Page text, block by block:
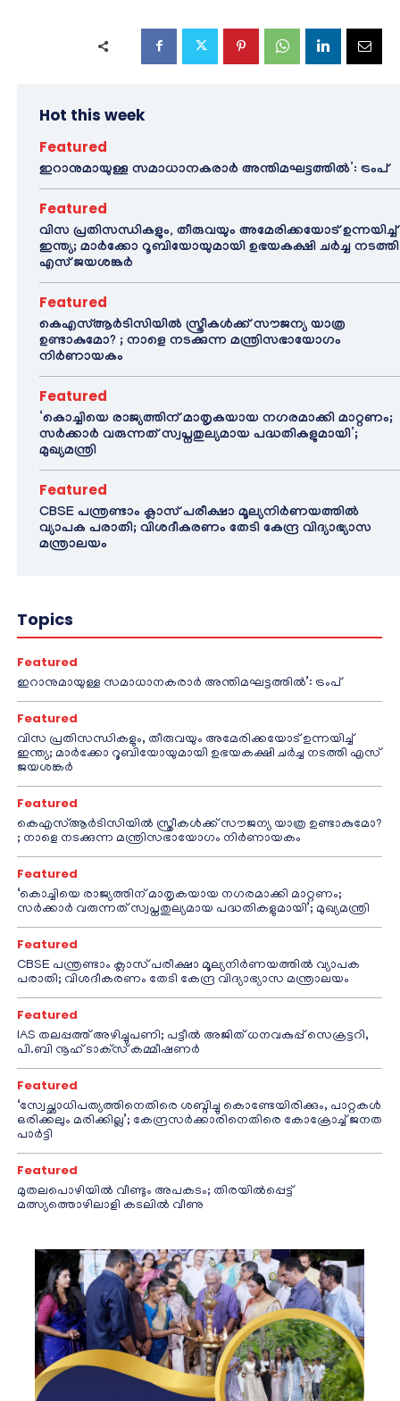
Hot this week
Featured
ഇറാനുമായുള്ള സമാധാനകരാർ അന്തിമഘട്ടത്തിൽ‌’: ട്രംപ്
Featured
വിസ പ്രതിസന്ധികളും, തീരുവയും അമേരിക്കയോട് ഉന്നയിച്ച്
ഇന്ത്യ; മാർക്കോ റൂബിയോയുമായി ഉഭയകക്ഷി ചർച്ച നടത്തി
എസ് ജയശങ്കർ
Featured
കെഎസ്ആർടിസിയിൽ സ്ത്രീകൾക്ക് സൗജന്യ യാത്ര
ഉണ്ടാകുമോ? ; നാളെ നടക്കുന്ന മന്ത്രിസഭായോഗം
നിർണായകം
Featured
‘കൊച്ചിയെ രാജ്യത്തിന് മാതൃകയായ നഗരമാക്കി മാറ്റണം;
സർക്കാർ വരുന്നത് സ്വപ്നതുല്യമായ പദ്ധതികളുമായി’;
മുഖ്യമന്ത്രി
Featured
CBSE പന്ത്രണ്ടാം ക്ലാസ് പരീക്ഷാ മൂല്യനിർണയത്തിൽ
വ്യാപക പരാതി; വിശദീകരണം തേടി കേന്ദ്ര വിദ്യാഭ്യാസ
മന്ത്രാലയം
Topics
Featured
ഇറാനുമായുള്ള സമാധാനകരാർ അന്തിമഘട്ടത്തിൽ‌’: ട്രംപ്
Featured
വിസ പ്രതിസന്ധികളും, തീരുവയും അമേരിക്കയോട് ഉന്നയിച്ച്
ഇന്ത്യ; മാർക്കോ റൂബിയോയുമായി ഉഭയകക്ഷി ചർച്ച നടത്തി എസ്
ജയശങ്കർ
Featured
കെഎസ്ആർടിസിയിൽ സ്ത്രീകൾക്ക് സൗജന്യ യാത്ര ഉണ്ടാകുമോ?
; നാളെ നടക്കുന്ന മന്ത്രിസഭായോഗം നിർണായകം
Featured
‘കൊച്ചിയെ രാജ്യത്തിന് മാതൃകയായ നഗരമാക്കി മാറ്റണം;
സർക്കാർ വരുന്നത് സ്വപ്നതുല്യമായ പദ്ധതികളുമായി’; മുഖ്യമന്ത്രി
Featured
CBSE പന്ത്രണ്ടാം ക്ലാസ് പരീക്ഷാ മൂല്യനിർണയത്തിൽ വ്യാപക
പരാതി; വിശദീകരണം തേടി കേന്ദ്ര വിദ്യാഭ്യാസ മന്ത്രാലയം
Featured
IAS തലപ്പത്ത് അഴിച്ചുപണി; പട്ടീല്‍ അജിത് ധനവകുപ്പ് സെക്രട്ടറി,
പി.ബി നൂഹ് ടാക്‌സ് കമ്മീഷണര്‍
Featured
‘സ്വേച്ഛാധിപത്യത്തിനെതിരെ ശബ്ദിച്ചു കൊണ്ടേയിരിക്കും, പാറ്റകൾ
ഒരിക്കലും മരിക്കില്ല’; കേന്ദ്രസർക്കാരിനെതിരെ കോക്രോച്ച് ജനത
പാർട്ടി
Featured
മുതലപൊഴിയിൽ വീണ്ടും അപകടം; തിരയിൽപ്പെട്ട്
മത്സ്യത്തൊഴിലാളി കടലിൽ വീണു